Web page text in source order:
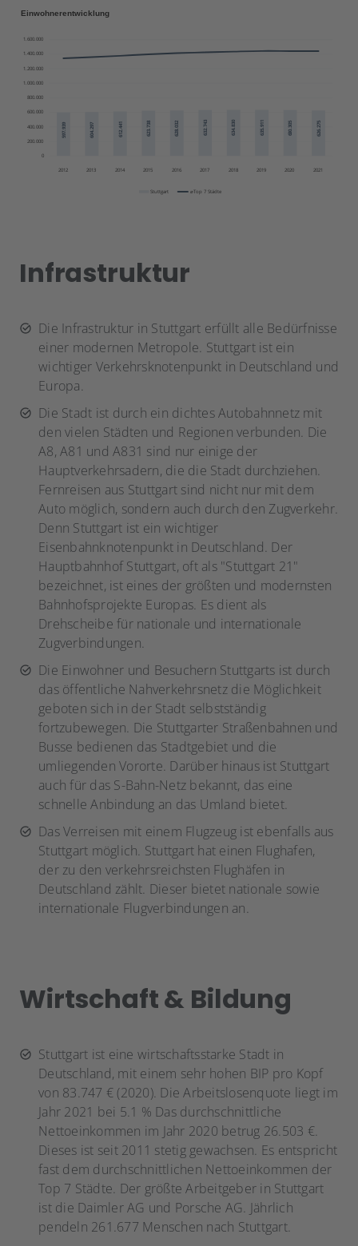
Infrastruktur
Die Infrastruktur in Stuttgart erfüllt alle Bedürfnisse
einer modernen Metropole. Stuttgart ist ein
wichtiger Verkehrsknotenpunkt in Deutschland und
Europa.
Die Stadt ist durch ein dichtes Autobahnnetz mit
den vielen Städten und Regionen verbunden. Die
A8, A81 und A831 sind nur einige der
Hauptverkehrsadern, die die Stadt durchziehen.
Fernreisen aus Stuttgart sind nicht nur mit dem
Auto möglich, sondern auch durch den Zugverkehr.
Denn Stuttgart ist ein wichtiger
Eisenbahnknotenpunkt in Deutschland. Der
Hauptbahnhof Stuttgart, oft als "Stuttgart 21"
bezeichnet, ist eines der größten und modernsten
Bahnhofsprojekte Europas. Es dient als
Drehscheibe für nationale und internationale
Zugverbindungen.
Die Einwohner und Besuchern Stuttgarts ist durch
das öffentliche Nahverkehrsnetz die Möglichkeit
geboten sich in der Stadt selbstständig
fortzubewegen. Die Stuttgarter Straßenbahnen und
Busse bedienen das Stadtgebiet und die
umliegenden Vororte. Darüber hinaus ist Stuttgart
auch für das S-Bahn-Netz bekannt, das eine
schnelle Anbindung an das Umland bietet.
Das Verreisen mit einem Flugzeug ist ebenfalls aus
Stuttgart möglich. Stuttgart hat einen Flughafen,
der zu den verkehrsreichsten Flughäfen in
Deutschland zählt. Dieser bietet nationale sowie
internationale Flugverbindungen an.
Wirtschaft & Bildung
Stuttgart ist eine wirtschaftsstarke Stadt in
Deutschland, mit einem sehr hohen BIP pro Kopf
von 83.747 € (2020). Die Arbeitslosenquote liegt im
Jahr 2021 bei 5.1 % Das durchschnittliche
Nettoeinkommen im Jahr 2020 betrug 26.503 €.
Dieses ist seit 2011 stetig gewachsen. Es entspricht
fast dem durchschnittlichen Nettoeinkommen der
Top 7 Städte. Der größte Arbeitgeber in Stuttgart
ist die Daimler AG und Porsche AG. Jährlich
pendeln 261.677 Menschen nach Stuttgart.